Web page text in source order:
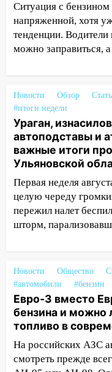
06:30 Какая
области днем 9
05:05
День,
измениться:
три знака
20:10
Во время
Волге
19:55 В
17:15 В
ремонтируют
готов, ещё два
16:38 Прогноз
области на 9
16:34 Из-за
Ульяновске
время»
16:17
Ситуация с бензином
напряженной, хотя
тенденции.
можно заправиться, а
Новости Обзор
#итоги недели
Ураган,
автоподставы и
важные итоги
Ульяновской
Первая неделя
целую череду
пережил налет
шторм,
Новости Общество
#автомобили
#бензин
Евро-3 вместо
бензина и можно
топливо в
На российских АЗС
смотреть прежде